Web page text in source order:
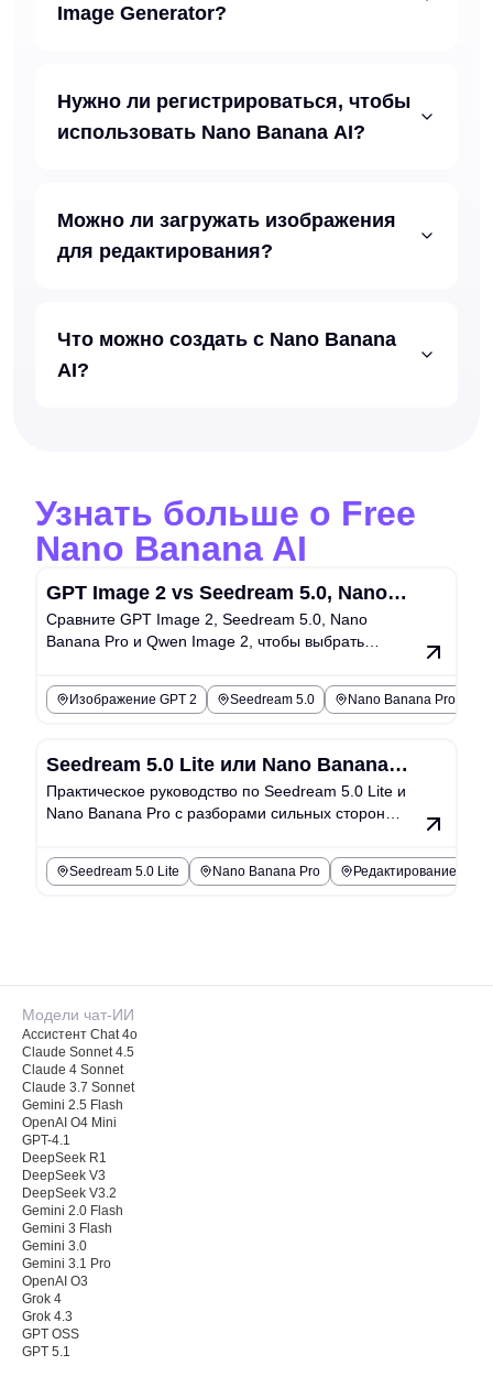
Image Generator?
Нужно ли регистрироваться, чтобы
использовать Nano Banana AI?
Можно ли загружать изображения
для редактирования?
Что можно создать с Nano Banana
AI?
Узнать больше о Free
Nano Banana AI
GPT Image 2 vs Seedream 5.0, Nano
Banana Pro и Qwen Image 2:
Практическое руководство по
выбору модели
Сравните GPT Image 2, Seedream 5.0, Nano
Banana Pro и Qwen Image 2, чтобы выбрать
для вашего рабочего процесса.
Изображение GPT 2 Seedream 5.0 Nano Banana Pro
Seedream 5.0 Lite или Nano Banana
Pro: какой инструмент Chat4o лучше
впишется в ваш рабочий процесс с
изображениями?
Практическое руководство по Seedream 5.0 Lite и
Nano Banana Pro с разборами сильных сторон
использования и лучших альтернатив Chat4o.
Seedream 5.0 Lite Nano Banana Pro Редактирование
Модели чат-ИИ
Ассистент Chat 4o
Claude Sonnet 4.5
Claude 4 Sonnet
Claude 3.7 Sonnet
Gemini 2.5 Flash
OpenAI O4 Mini
GPT-4.1
DeepSeek R1
DeepSeek V3
DeepSeek V3.2
Gemini 2.0 Flash
Gemini 3 Flash
Gemini 3.0
Gemini 3.1 Pro
OpenAI O3
Grok 4
Grok 4.3
GPT OSS
GPT 5.1